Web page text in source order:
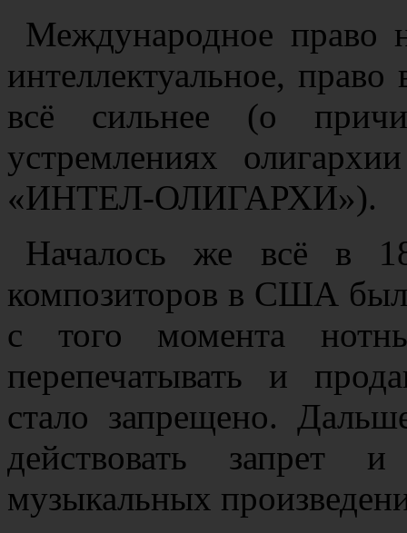
Международное право
интеллектуальное,
всё сильнее (о
устремлениях
«ИНТЕЛ-ОЛИГАРХИ»).
Началось же всё в
композиторов в США
с того момента
перепечатывать и
стало запрещено.
действовать запрет
музыкальных